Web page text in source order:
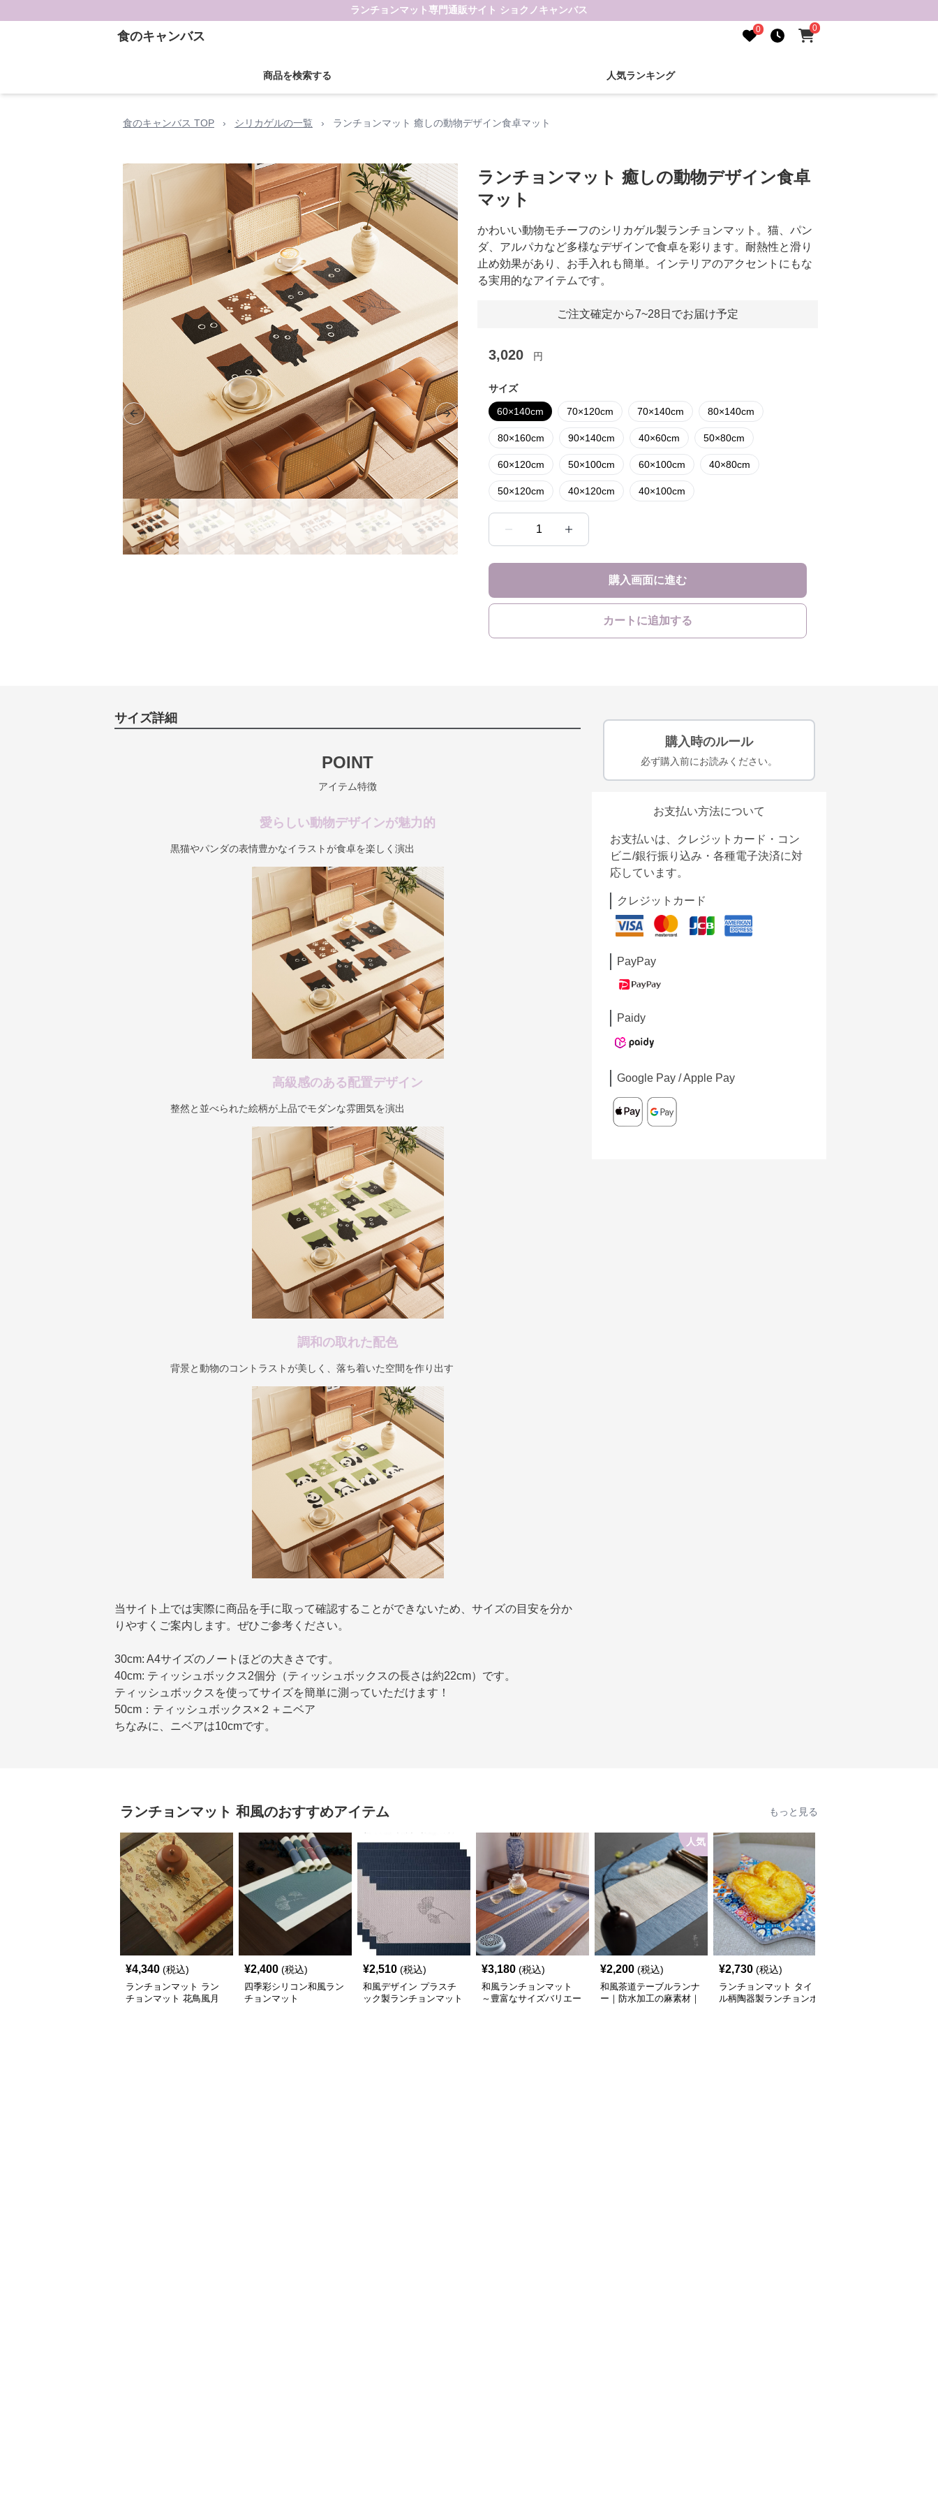
ランチョンマット専門通販サイト ショクノキャンバス
食のキャンバス 0 0
商品を検索する 人気ランキング
食のキャンバス TOP › シリカゲルの一覧 › ランチョンマット 癒しの動物デザイン食卓マット
Previous slide Next slide
ランチョンマット 癒しの動物デザイン食卓
マット
かわいい動物モチーフのシリカゲル製ランチョンマット。猫、パン
ダ、アルパカなど多様なデザインで食卓を彩ります。耐熱性と滑り
止め効果があり、お手入れも簡単。インテリアのアクセントにもな
る実用的なアイテムです。
ご注文確定から7~28日でお届け予定
3,020 円
サイズ
60×140cm 70×120cm 70×140cm 80×140cm
80×160cm 90×140cm 40×60cm 50×80cm
60×120cm 50×100cm 60×100cm 40×80cm
50×120cm 40×120cm 40×100cm
1
購入画面に進む
カートに追加する
サイズ詳細
POINT
アイテム特徴
愛らしい動物デザインが魅力的
黒猫やパンダの表情豊かなイラストが食卓を楽しく演出
高級感のある配置デザイン
整然と並べられた絵柄が上品でモダンな雰囲気を演出
調和の取れた配色
背景と動物のコントラストが美しく、落ち着いた空間を作り出す
当サイト上では実際に商品を手に取って確認することができないため、サイズの目安を分か
りやすくご案内します。ぜひご参考ください。
30cm: A4サイズのノートほどの大きさです。
40cm: ティッシュボックス2個分（ティッシュボックスの長さは約22cm）です。
ティッシュボックスを使ってサイズを簡単に測っていただけます！
50cm：ティッシュボックス×２＋ニベア
ちなみに、ニベアは10cmです。
購入時のルール
必ず購入前にお読みください。
お支払い方法について
お支払いは、クレジットカード・コン
ビニ/銀行振り込み・各種電子決済に対
応しています。
クレジットカード
PayPay
Paidy
Google Pay / Apple Pay
ランチョンマット 和風のおすすめアイテム もっと見る
¥4,340 (税込)
ランチョンマット ラン
チョンマット 花鳥風月
¥2,400 (税込)
四季彩シリコン和風ラン
チョンマット
¥2,510 (税込)
和風デザイン プラスチ
ック製ランチョンマット
¥3,180 (税込)
和風ランチョンマット
～豊富なサイズバリエー
人気
¥2,200 (税込)
和風茶道テーブルランナ
ー｜防水加工の麻素材｜
¥2,730 (税込)
ランチョンマット タイ
ル柄陶器製ランチョンボ